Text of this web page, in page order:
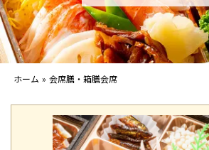
プ
ホーム » 会席膳・箱膳会席